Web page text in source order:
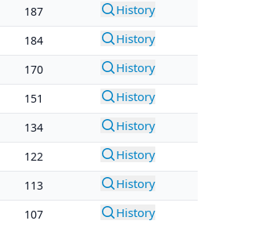
187 History
184 History
170 History
151 History
134 History
122 History
113 History
107 History